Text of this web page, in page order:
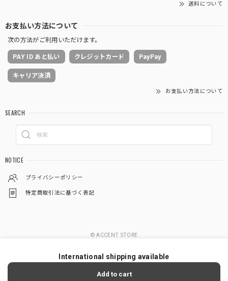
送料について
お支払い方法について
次の方法がご利用いただけます。
PAY ID あと払い クレジットカード PayPay
キャリア決済
お支払い方法について
SEARCH
NOTICE
プライバシーポリシー
特定商取引法に基づく表記
© ACCENT STORE
International shipping available
Add to cart